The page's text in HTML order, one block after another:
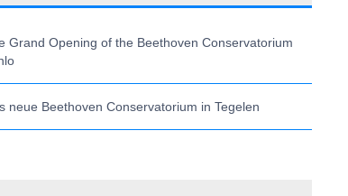
Grand Opening of the Beethoven Conservatorium
neue Beethoven Conservatorium in Tegelen